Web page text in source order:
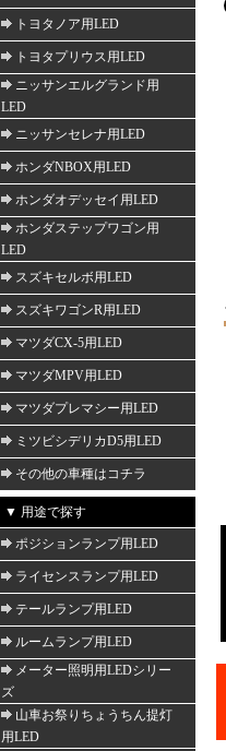
トヨタノア用LED
トヨタプリウス用LED
ニッサンエルグランド用
LED
ニッサンセレナ用LED
ホンダNBOX用LED
ホンダオデッセイ用LED
ホンダステップワゴン用
LED
スズキセルボ用LED
スズキワゴンR用LED
マツダCX-5用LED
マツダMPV用LED
マツダプレマシー用LED
ミツビシデリカD5用LED
その他の車種はコチラ
▼ 用途で探す
ポジションランプ用LED
ライセンスランプ用LED
テールランプ用LED
ルームランプ用LED
メーター照明用LEDシリー
ズ
山車お祭りちょうちん提灯
用LED